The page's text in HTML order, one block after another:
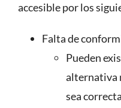
accesible por los
Falta de
Pueden
alternativa
sea